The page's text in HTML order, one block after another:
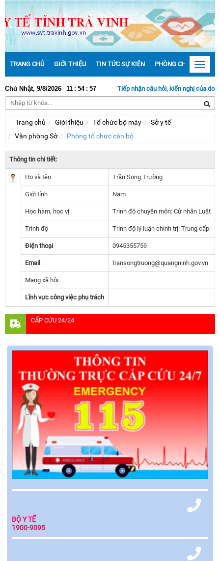
TRANG CHỦ GIỚI THIỆU TIN TỨC SỰ KIỆN PHÒNG CHỐNG DỊCH
Toggle
Chủ Nhật, 9/8/2026 11 : 54 : 57 Tiếp nhận câu hỏi, kiến nghị của
Trang chủ Giới thiệu Tổ chức bộ máy
Sở y tế
Văn phòng Sở
Phòng tổ chức cán bộ
Thông tin chi tiết:
Họ và tên Trần Song Trường
Giới tính Nam
Học hàm, học vị Trình độ chuyên môn: Cử nhân Luật
Trình độ Trình độ lý luận chính trị: Trung cấp
Điện thoại 0945355759
Email transongtruong@quangninh.gov.vn
Mạng xã hội
Lĩnh vực công việc phụ trách
CẤP CỨU 24/24
BỘ Y TẾ
1900-9095